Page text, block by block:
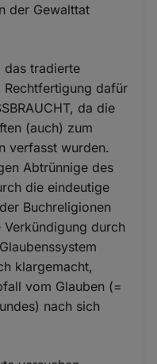
der Gewalttat
das tradierte
dafür
da die
(auch) zum
verfasst wurden.
Abtrünnige des
die eindeutige
Buchreligionen
durch
klargemacht,
vom Glauben (=
nach sich